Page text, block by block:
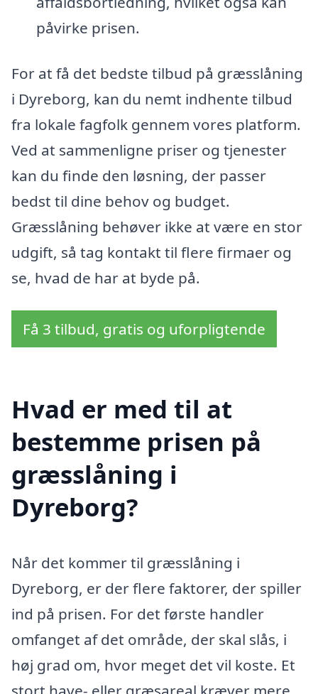
påvirke prisen.
For at få det bedste tilbud på græsslåning
i Dyreborg, kan du nemt indhente tilbud
fra lokale fagfolk gennem vores platform.
Ved at sammenligne priser og tjenester
kan du finde den løsning, der passer
bedst til dine behov og budget.
Græsslåning behøver ikke at være en stor
udgift, så tag kontakt til flere firmaer og
se, hvad de har at byde på.
Få 3 tilbud, gratis og uforpligtende
Hvad er med til at
bestemme prisen på
græsslåning i
Dyreborg?
Når det kommer til græsslåning i
Dyreborg, er der flere faktorer, der spiller
ind på prisen. For det første handler
omfanget af det område, der skal slås, i
høj grad om, hvor meget det vil koste. Et